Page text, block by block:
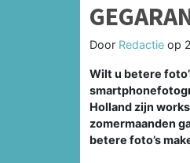
Door Redactie op
Wilt u betere
Holland zijn
zomermaanden
betere foto’s